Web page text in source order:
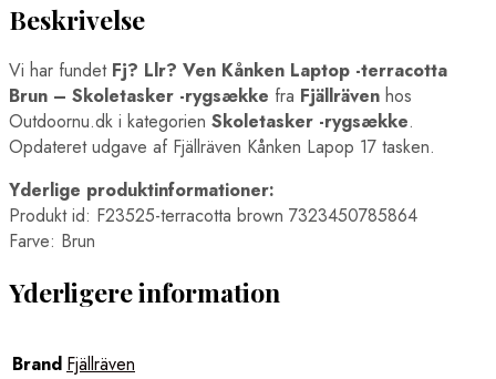
Beskrivelse
Vi har fundet Fj? Llr? Ven Kånken Laptop -terracotta
Brun – Skoletasker -rygsække fra Fjällräven hos
Outdoornu.dk i kategorien Skoletasker -rygsække.
Opdateret udgave af Fjällräven Kånken Lapop 17 tasken.
Yderlige produktinformationer:
Produkt id: F23525-terracotta brown 7323450785864
Farve: Brun
Yderligere information
Brand Fjällräven